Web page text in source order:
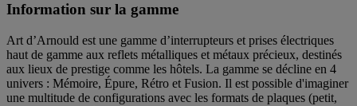
Information sur la gamme
Art d’Arnould est une gamme d’interrupteurs et prises électriques
haut de gamme aux reflets métalliques et métaux précieux, destinés
aux lieux de prestige comme les hôtels. La gamme se décline en 4
univers : Mémoire, Épure, Rétro et Fusion. Il est possible d'imaginer
une multitude de configurations avec les formats de plaques (petit,